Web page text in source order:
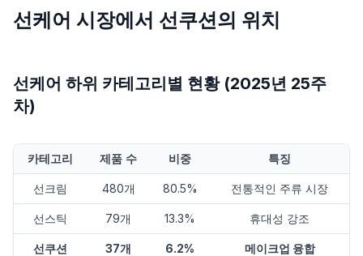
선케어 시장에서 선쿠션의 위치
선케어 하위 카테고리별 현황 (2025년 25주
차)
카테고리 제품 수 비중 특징
선크림 480개 80.5% 전통적인 주류 시장
선스틱 79개 13.3% 휴대성 강조
선쿠션 37개 6.2% 메이크업 융합